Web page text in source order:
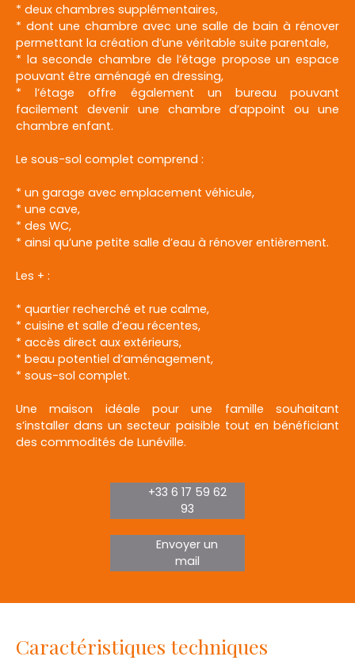
* deux chambres supplémentaires,
* dont une chambre avec une salle de bain à rénover
permettant la création d’une véritable suite parentale,
* la seconde chambre de l’étage propose un espace
pouvant être aménagé en dressing,
* l’étage offre également un bureau pouvant
facilement devenir une chambre d’appoint ou une
chambre enfant.
Le sous-sol complet comprend :
* un garage avec emplacement véhicule,
* une cave,
* des WC,
* ainsi qu’une petite salle d’eau à rénover entièrement.
Les + :
* quartier recherché et rue calme,
* cuisine et salle d’eau récentes,
* accès direct aux extérieurs,
* beau potentiel d’aménagement,
* sous-sol complet.
Une maison idéale pour une famille souhaitant
s’installer dans un secteur paisible tout en bénéficiant
des commodités de Lunéville.
+33 6 17 59 62
93
Envoyer un
mail
Caractéristiques techniques